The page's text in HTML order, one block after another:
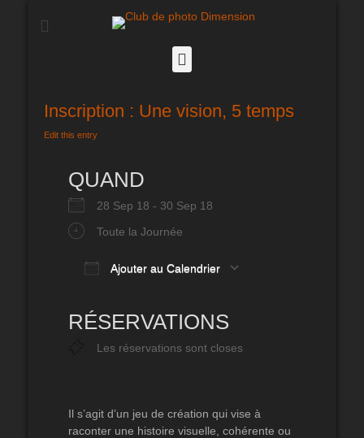
Club de photo
Inscription : Une vision, 5 temps
Edit this entry
QUAND
28 Sep 18 - 30 Sep 18
Toute la Journée
Ajouter au Calendrier
RÉSERVATIONS
Les réservations sont closes
Il s’agit d’un jeu de création qui vise à
raconter une histoire visuelle, cohérente ou